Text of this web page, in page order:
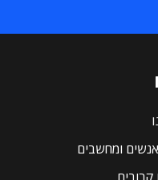
אנשים ומחשבים